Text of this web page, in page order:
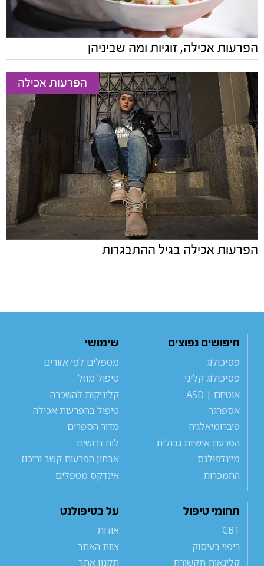
הפרעות אכילה, זוגיות ומה שביניהן
הפרעות אכילה
הפרעות אכילה בגיל ההתבגרות
חיפושים נפוצים
פסיכולוג
פסיכולוג קליני
אוטיזם | ASD
אספרגר
פיברומיאלגיה
הפרעת אישיות גבולית
מיינדפולנס
התמכרות
שימושי
מטפלים לפי אזורים
טיפול מוזל
קליניקות להשכרה
טיפול בהפרעות אכילה
מדור הספרים
לוח דרושים
אבחון הפרעות קשב וריכוז
אינדקס מטפלים
תחומי טיפול
CBT
ריפוי בעיסוק
קלינאות תקשורת
על בטיפולנט
אודות
צוות האתר
תקנון אתר